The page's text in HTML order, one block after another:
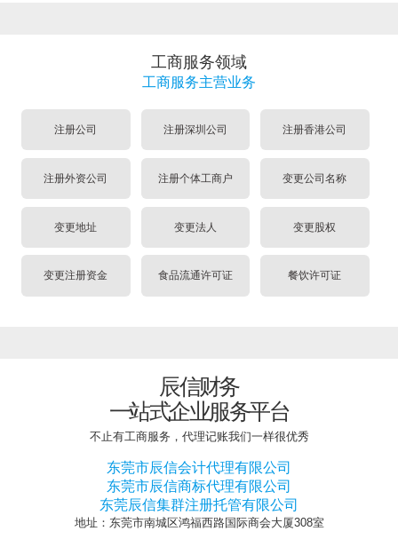
工商服务领域
工商服务主营业务
注册公司 注册深圳公司 注册香港公司
注册外资公司 注册个体工商户 变更公司名称
变更地址 变更法人 变更股权
变更注册资金 食品流通许可证 餐饮许可证
辰信财务
一站式企业服务平台
不止有工商服务，代理记账我们一样很优秀
东莞市辰信会计代理有限公司
东莞市辰信商标代理有限公司
东莞辰信集群注册托管有限公司
地址：东莞市南城区鸿福西路国际商会大厦308室